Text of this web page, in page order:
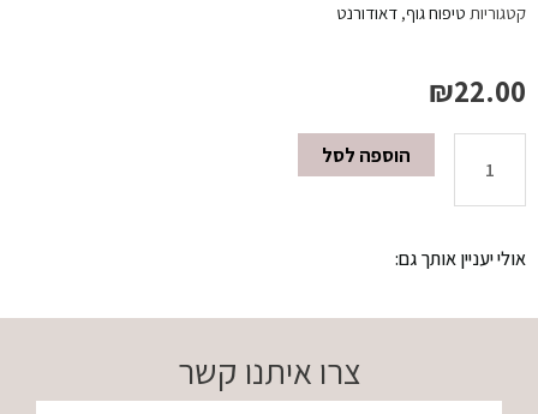
קטגוריות טיפוח גוף, דאודורנט
₪22.00
כמות
מ"ל
הוספה לסל
אולי יעניין אותך גם:
צרו איתנו קשר